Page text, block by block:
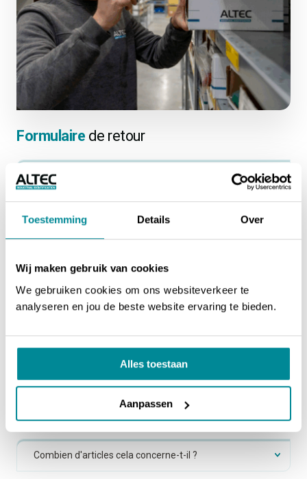
Toestemming Details Over
Wij maken gebruik van cookies
We gebruiken cookies om ons websiteverkeer te
analyseren en jou de beste website ervaring te bieden.
Alles toestaan
Aanpassen
Formulaire de retour
NOM DE L'ENTREPRISE
NOM
PRÉNOM
ADRESSE E-MAIL*
QUEL EST LE NUMÉRO DE COMMANDE ?